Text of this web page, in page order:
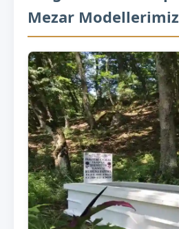
Mezar Modellerimiz